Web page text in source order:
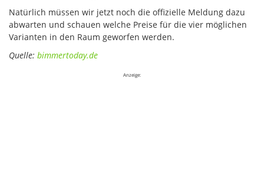
Natürlich müssen wir jetzt noch die offizielle Meldung dazu
abwarten und schauen welche Preise für die vier möglichen
Varianten in den Raum geworfen werden.
Quelle: bimmertoday.de
Anzeige: